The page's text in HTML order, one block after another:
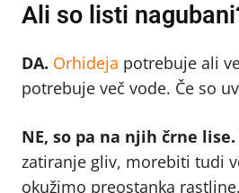
Ali so listi
DA. Orhideja potrebuje ali
potrebuje več vode. Če so
NE, so pa na njih črne lise.
zatiranje gliv, morebiti tudi
okužimo preostanka rastline.